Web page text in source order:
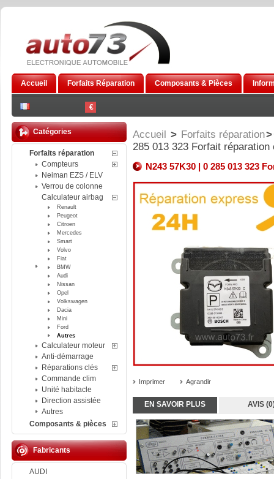
€
Accueil Forfaits Réparation Composants & Pièces
Catégories
Forfaits réparation
Compteurs
Neiman EZS / ELV
Verrou de colonne
Calculateur airbag
Renault
Peugeot
Citroen
Mercedes
Smart
Volvo
Fiat
BMW
Audi
Nissan
Opel
Volkswagen
Dacia
Mini
Ford
Autres
Calculateur moteur
Anti-démarrage
Réparations clés
Commande clim
Unité habitacle
Direction assistée
Autres
Composants & pièces
Fabricants
AUDI
Accueil > Forfaits réparation>
285 013 323 Forfait
N243 57K30 | 0 285 013 323
Imprimer Agrandir
EN SAVOIR PLUS AVIS